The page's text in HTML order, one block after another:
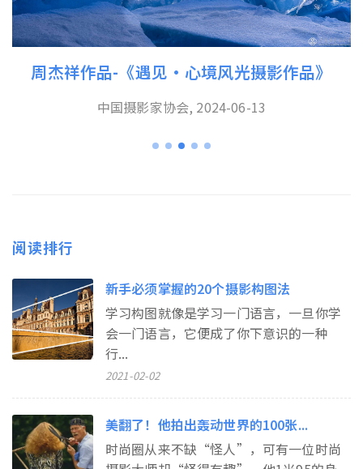
周杰祥作品-《遇见·心境风光摄影作品》
中国摄影家协会, 2024-06-13
阅读排行
新手必须掌握的20个摄影构图法
学习构图就像是学习一门语言，一旦你学
会一门语言，它便成了你下意识的一种
行...
2021-02-02
美翻了！他拍出轰动世界的100张...
时尚圈从来不缺“怪人”，可有一位时尚